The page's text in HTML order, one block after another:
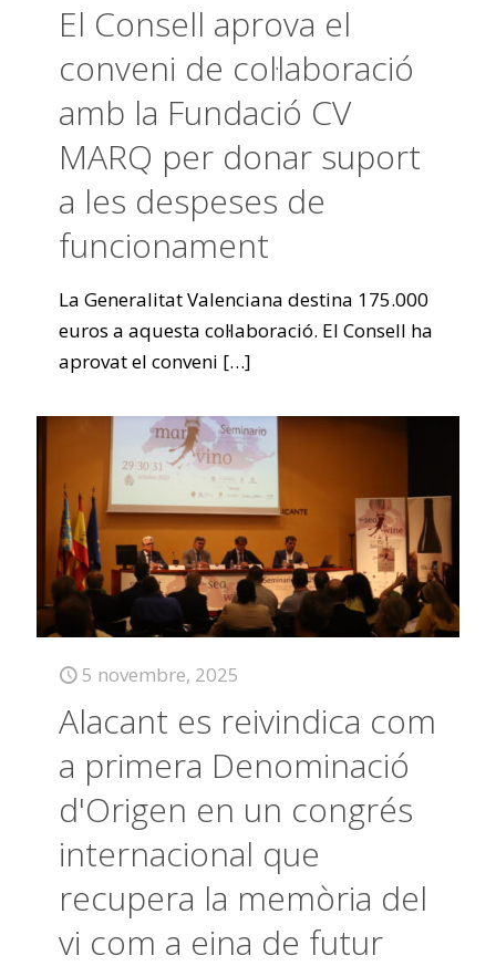
El Consell aprova el
conveni de col·laboració
amb la Fundació CV
MARQ per donar suport
a les despeses de
funcionament
La Generalitat Valenciana destina 175.000
euros a aquesta col·laboració. El Consell ha
aprovat el conveni […]
5 novembre, 2025
Alacant es reivindica com
a primera Denominació
d'Origen en un congrés
internacional que
recupera la memòria del
vi com a eina de futur